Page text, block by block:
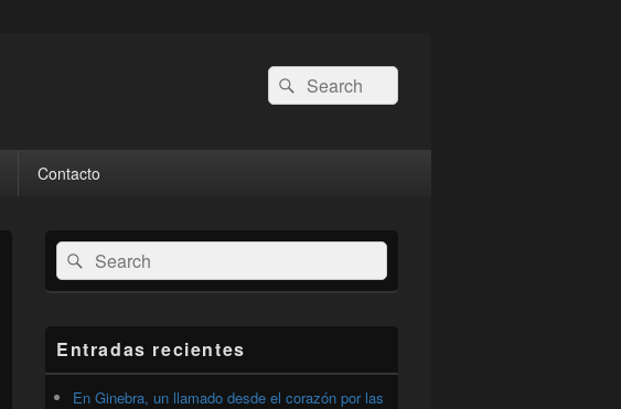
Buscar
por:
Buscar
Contacto
El
área
de
widget
lateral
primaria
Buscar
por:
Buscar
Entradas recientes
En Ginebra, un llamado desde el corazón por las